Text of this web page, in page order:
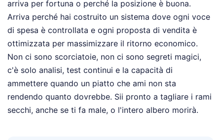
arriva per fortuna o perché la posizione è buona.
Arriva perché hai costruito un sistema dove ogni voce
di spesa è controllata e ogni proposta di vendita è
ottimizzata per massimizzare il ritorno economico.
Non ci sono scorciatoie, non ci sono segreti magici,
c'è solo analisi, test continui e la capacità di
ammettere quando un piatto che ami non sta
rendendo quanto dovrebbe. Sii pronto a tagliare i rami
secchi, anche se ti fa male, o l'intero albero morirà.